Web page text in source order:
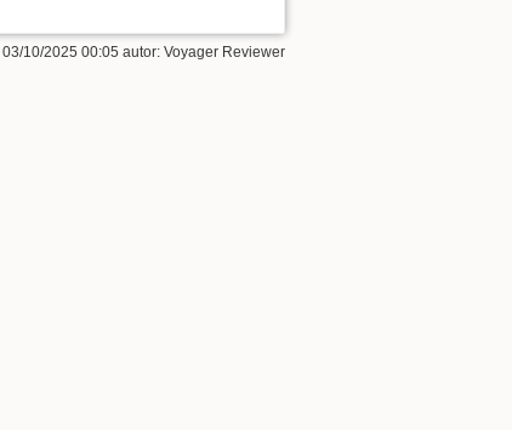
03/10/2025 00:05 autor: Voyager Reviewer